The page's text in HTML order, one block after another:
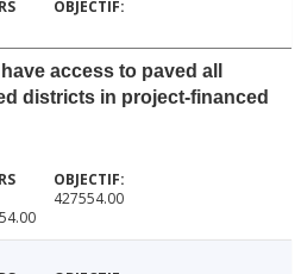
access to paved all
districts in project-financed
427554.00